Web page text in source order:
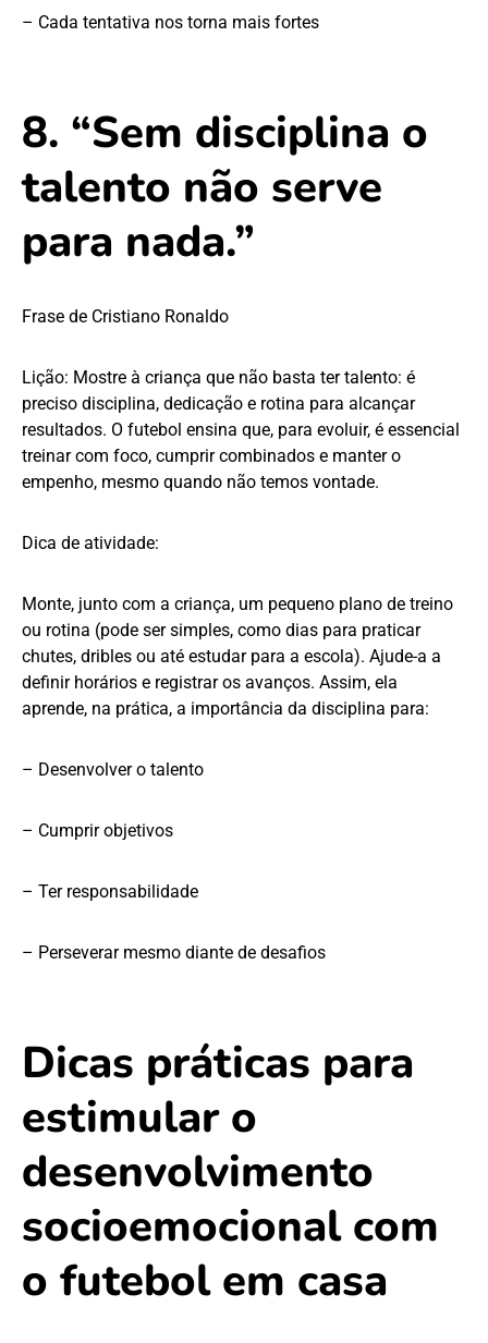
– Cada tentativa nos torna mais fortes
8. “Sem disciplina o
talento não serve
para nada.”
Frase de Cristiano Ronaldo
Lição: Mostre à criança que não basta ter talento: é
preciso disciplina, dedicação e rotina para alcançar
resultados. O futebol ensina que, para evoluir, é essencial
treinar com foco, cumprir combinados e manter o
empenho, mesmo quando não temos vontade.
Dica de atividade:
Monte, junto com a criança, um pequeno plano de treino
ou rotina (pode ser simples, como dias para praticar
chutes, dribles ou até estudar para a escola). Ajude-a a
definir horários e registrar os avanços. Assim, ela
aprende, na prática, a importância da disciplina para:
– Desenvolver o talento
– Cumprir objetivos
– Ter responsabilidade
– Perseverar mesmo diante de desafios
Dicas práticas para
estimular o
desenvolvimento
socioemocional com
o futebol em casa